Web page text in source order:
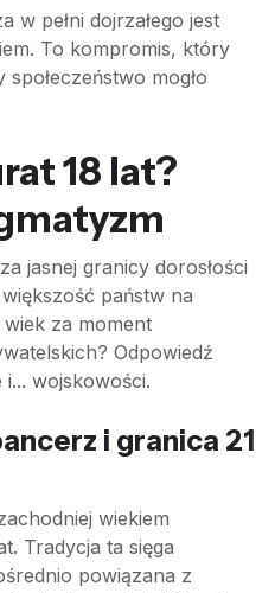
w pełni dojrzałego jest
To kompromis, który
mogło
18 lat?
jasnej granicy dorosłości
państw na
wiek za moment
Odpowiedź
wojskowości.
i granica 21
wiekiem
Tradycja ta sięga
powiązana z